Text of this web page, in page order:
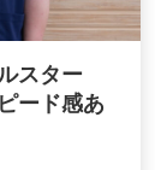
スター
ード感あ